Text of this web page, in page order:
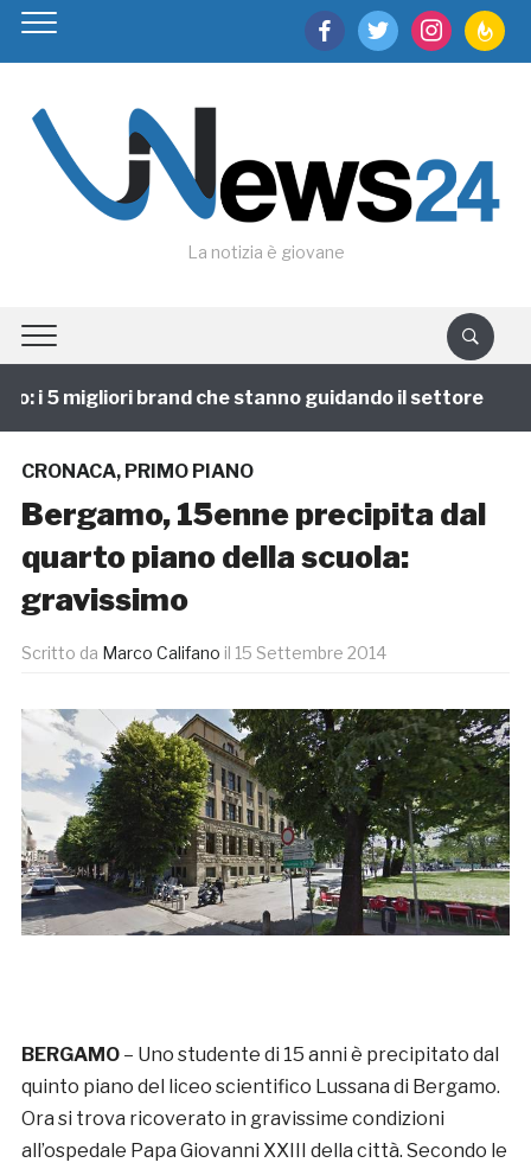
facebooktwitter instagram
La notizia è giovane
i 5 migliori brand che stanno guidando il settore
CRONACA, PRIMO PIANO
Bergamo, 15enne precipita dal
quarto piano della scuola:
gravissimo
Scritto da Marco Califano il 15 Settembre 2014
BERGAMO– Uno studente di 15 anni è precipitato dal
quinto piano del liceo scientifico Lussana di Bergamo.
Ora si trova ricoverato in gravissime condizioni
all’ospedale Papa Giovanni XXIII della città. Secondo le